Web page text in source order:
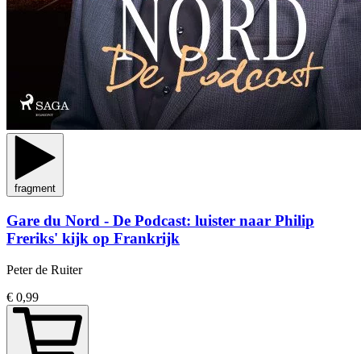
fragment
Gare du Nord - De Podcast: luister naar Philip
Freriks' kijk op Frankrijk
Peter de Ruiter
€ 0,99